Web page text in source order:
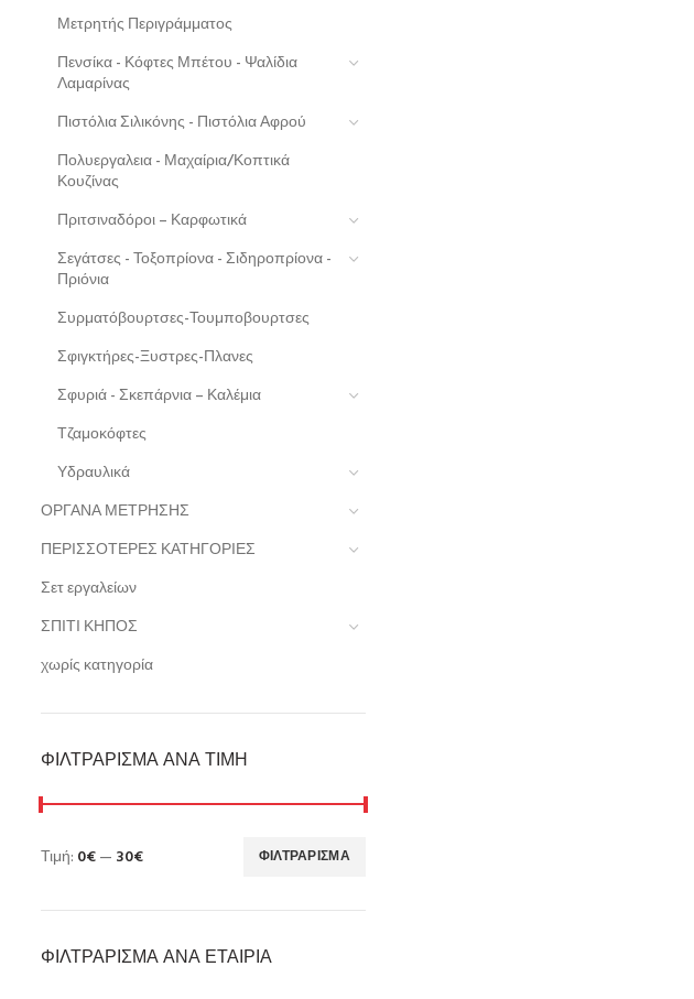
Μετρητής Περιγράμματος
Πενσίκα - Κόφτες Μπέτου - Ψαλίδια
Λαμαρίνας
Πιστόλια Σιλικόνης - Πιστόλια Αφρού
Πολυεργαλεια - Μαχαίρια/Κοπτικά
Κουζίνας
Πριτσιναδόροι – Καρφωτικά
Σεγάτσες - Τοξοπρίονα - Σιδηροπρίονα -
Πριόνια
Συρματόβουρτσες-Τουμποβουρτσες
Σφιγκτήρες-Ξυστρες-Πλανες
Σφυριά - Σκεπάρνια – Καλέμια
Τζαμοκόφτες
Υδραυλικά
ΟΡΓΑΝΑ ΜΕΤΡΗΣΗΣ
ΠΕΡΙΣΣΟΤΕΡΕΣ ΚΑΤΗΓΟΡΙΕΣ
Σετ εργαλείων
ΣΠΙΤΙ ΚΗΠΟΣ
χωρίς κατηγορία
ΦΙΛΤΡΆΡΙΣΜΑ ΑΝΆ ΤΙΜΉ
ΦΙΛΤΡΆΡΙΣΜΑ
Τιμή: 0€— 30€
ΦΙΛΤΡΆΡΙΣΜΑ ΑΝΆ ΕΤΑΙΡΊΑ